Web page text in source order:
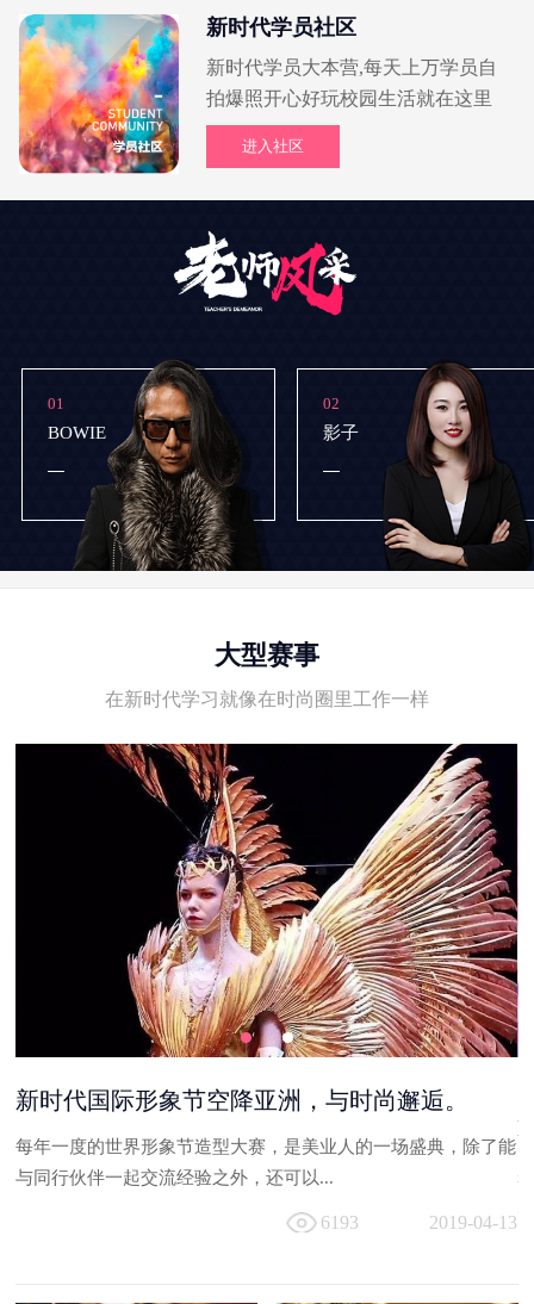
新时代学员社区
新时代学员大本营,每天上万学员自
拍爆照开心好玩校园生活就在这里
进入社区
01
BOWIE
02
影子
大型赛事
在新时代学习就像在时尚圈里工作一样
美业圈摊上大事儿了，新时代国际造型秀够然够
盛夏新时代国际美妆学院一千余名学员体验了一把国际造型T台